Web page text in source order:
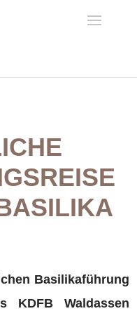
Basilikaführung
KDFB Waldassen